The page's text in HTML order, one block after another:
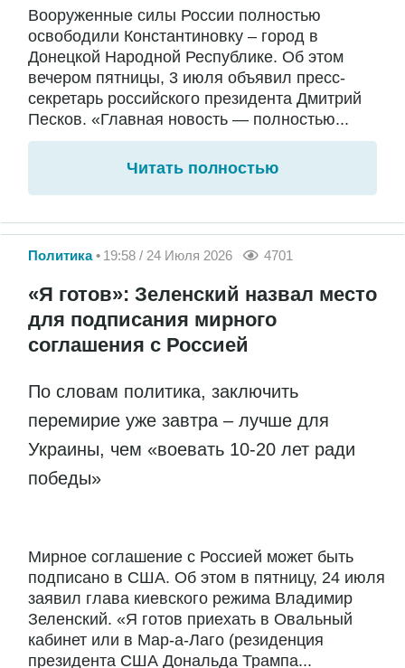
Вооруженные силы России полностью
освободили Константиновку – город в
Донецкой Народной Республике. Об этом
вечером пятницы, 3 июля объявил пресс-
секретарь российского президента Дмитрий
Песков. «Главная новость — полностью...
Читать полностью
Политика 19:58 / 24 Июля 2026 4701
«Я готов»: Зеленский назвал место
для подписания мирного
соглашения с Россией
По словам политика, заключить
перемирие уже завтра – лучше для
Украины, чем «воевать 10-20 лет ради
победы»
Мирное соглашение с Россией может быть
подписано в США. Об этом в пятницу, 24 июля
заявил глава киевского режима Владимир
Зеленский. «Я готов приехать в Овальный
кабинет или в Мар-а-Лаго (резиденция
президента США Дональда Трампа...